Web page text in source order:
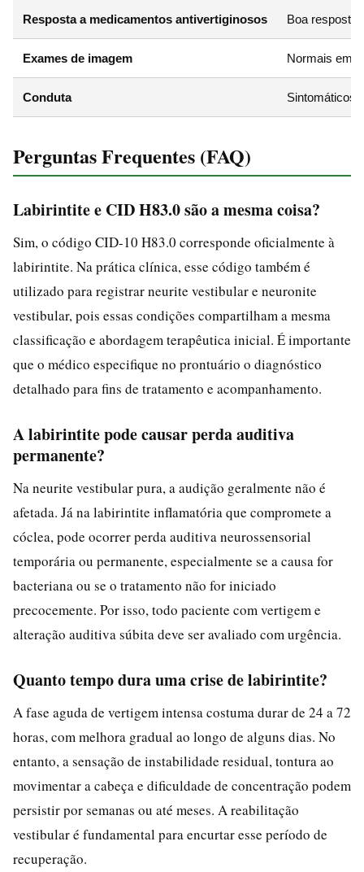
Resposta a medicamentos antivertiginosos Boa resposta
Exames de imagem Normais em
Conduta Sintomáticos
Perguntas Frequentes (FAQ)
Labirintite e CID H83.0 são a mesma coisa?
Sim, o código CID-10 H83.0 corresponde oficialmente à
labirintite. Na prática clínica, esse código também é
utilizado para registrar neurite vestibular e neuronite
vestibular, pois essas condições compartilham a mesma
classificação e abordagem terapêutica inicial. É importante
que o médico especifique no prontuário o diagnóstico
detalhado para fins de tratamento e acompanhamento.
A labirintite pode causar perda auditiva
permanente?
Na neurite vestibular pura, a audição geralmente não é
afetada. Já na labirintite inflamatória que compromete a
cóclea, pode ocorrer perda auditiva neurossensorial
temporária ou permanente, especialmente se a causa for
bacteriana ou se o tratamento não for iniciado
precocemente. Por isso, todo paciente com vertigem e
alteração auditiva súbita deve ser avaliado com urgência.
Quanto tempo dura uma crise de labirintite?
A fase aguda de vertigem intensa costuma durar de 24 a 72
horas, com melhora gradual ao longo de alguns dias. No
entanto, a sensação de instabilidade residual, tontura ao
movimentar a cabeça e dificuldade de concentração podem
persistir por semanas ou até meses. A reabilitação
vestibular é fundamental para encurtar esse período de
recuperação.